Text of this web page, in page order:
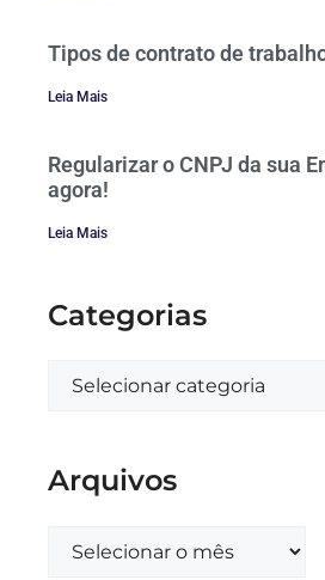
Tipos de contrato de
Leia Mais
Regularizar o CNPJ da sua
agora!
Leia Mais
Categorias
Arquivos